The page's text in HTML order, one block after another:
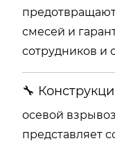
смесей и
сотрудников и
🔧
осевой
представляет